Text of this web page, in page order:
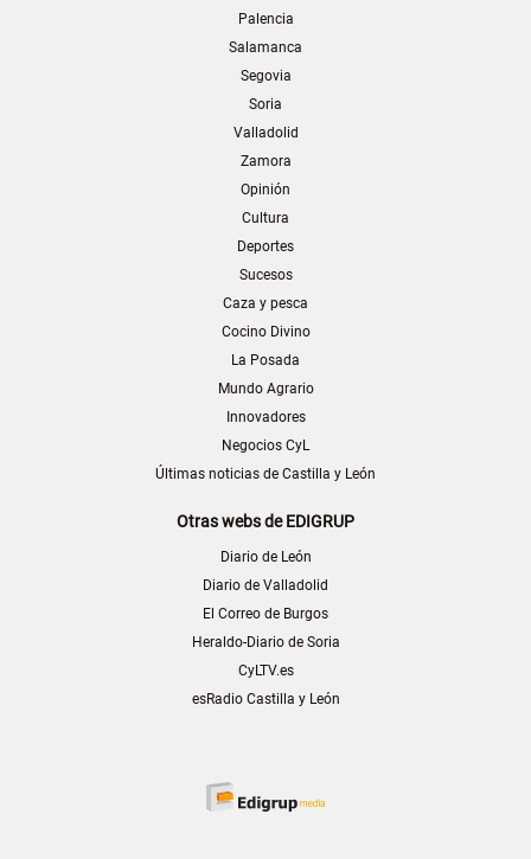
Palencia
Salamanca
Segovia
Soria
Valladolid
Zamora
Opinión
Cultura
Deportes
Sucesos
Caza y pesca
Cocino Divino
La Posada
Mundo Agrario
Innovadores
Negocios CyL
Últimas noticias de Castilla y León
Otras webs de EDIGRUP
Diario de León
Diario de Valladolid
El Correo de Burgos
Heraldo-Diario de Soria
CyLTV.es
esRadio Castilla y León